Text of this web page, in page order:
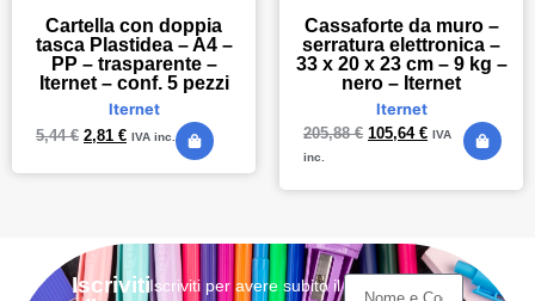
Cartella con doppia
tasca Plastidea – A4 –
PP – trasparente –
Iternet – conf. 5 pezzi
Iternet
5,44€ 2,81 € IVA inc.
Cassaforte da muro –
serratura elettronica –
33 x 20 x 23 cm – 9 kg –
nero – Iternet
Iternet
205,88€ 105,64 € IVA
inc.
IscrivitiIscriviti per avere subito il